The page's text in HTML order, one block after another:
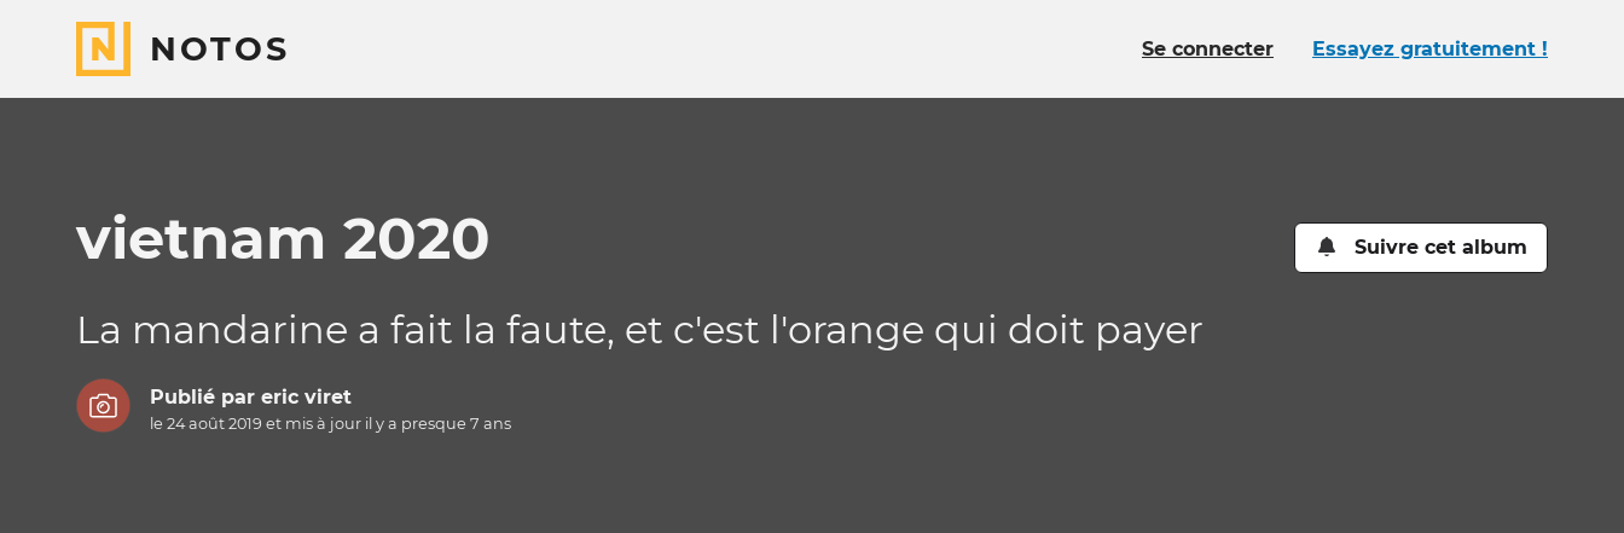
NOTOS Se connecter Essayez gratuitement !
vietnam 2020 Suivre cet album
La mandarine a fait la faute, et c'est l'orange qui doit payer
Publié par eric viret
le 24 août 2019 et mis à jour il y a presque 7 ans